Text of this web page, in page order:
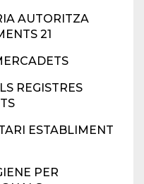
AUTORITZA
21
REGISTRES
ESTABLIMENT
PER